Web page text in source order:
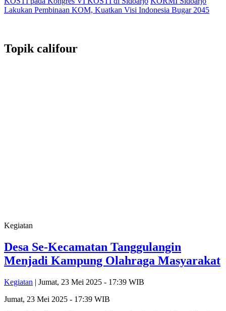
Lakukan Pembinaan KOM, Kuatkan Visi Indonesia Bugar 2045
Topik califour
Kegiatan
Desa Se-Kecamatan Tanggulangin
Menjadi Kampung Olahraga Masyarakat
Kegiatan | Jumat, 23 Mei 2025 - 17:39 WIB
Jumat, 23 Mei 2025 - 17:39 WIB